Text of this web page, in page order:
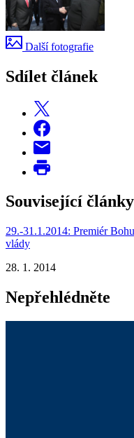
Další fotografie
Sdílet článek
Související články
29.-31.1.2014: Premiér
vlády
28. 1. 2014
Nepřehlédněte